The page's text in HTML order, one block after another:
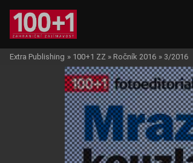
Extra Publishing » 100+1 ZZ » Ročník 2016 » 3/2016